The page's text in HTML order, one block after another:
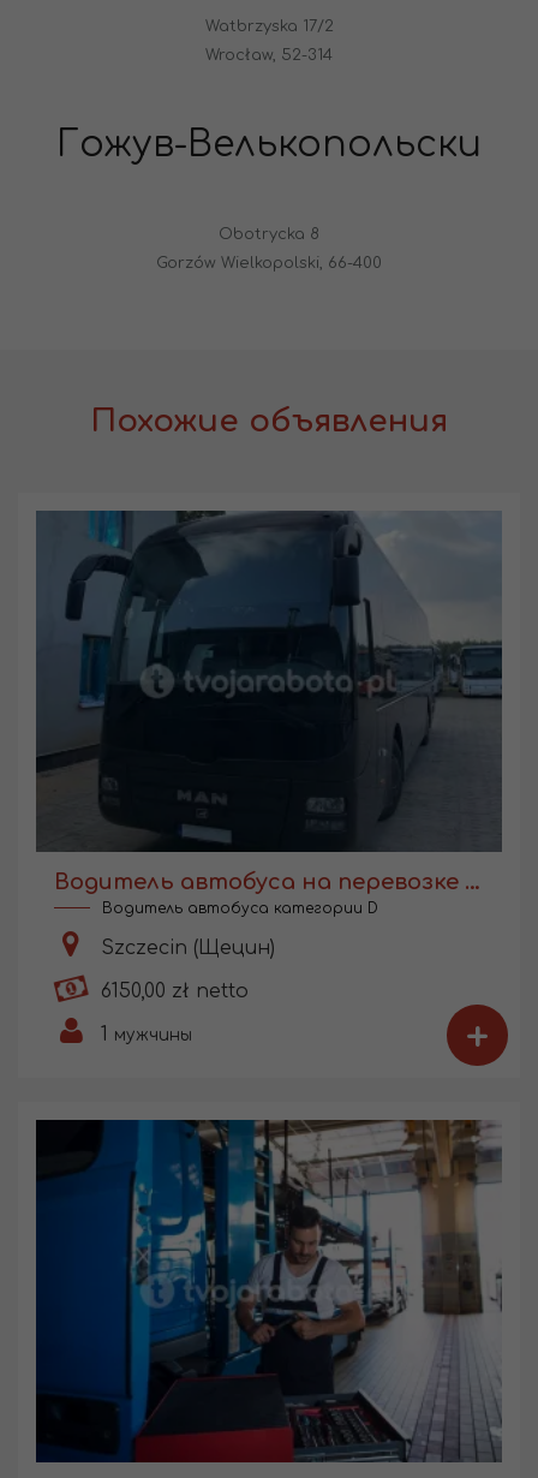
Watbrzyska 17/2
Wrocław, 52-314
Гожув-Велькопольски
Obotrycka 8
Gorzów Wielkopolski, 66-400
Похожие объявления
Водитель автобуса на перевозке работников
Водитель автобуса категории D
Szczecin (Щецин)
6150,00 zł netto
1 мужчины +